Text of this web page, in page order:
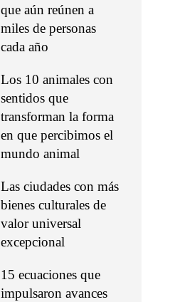
que aún reúnen a
miles de personas
cada año
Los 10 animales con
sentidos que
transforman la forma
en que percibimos el
mundo animal
Las ciudades con más
bienes culturales de
valor universal
excepcional
15 ecuaciones que
impulsaron avances